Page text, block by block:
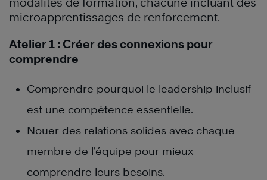
microapprentissages de renforcement.
Atelier 1 : Créer des connexions pour
comprendre
Comprendre pourquoi le leadership inclusif
est une compétence essentielle.
Nouer des relations solides avec chaque
membre de l’équipe pour mieux
comprendre leurs besoins.